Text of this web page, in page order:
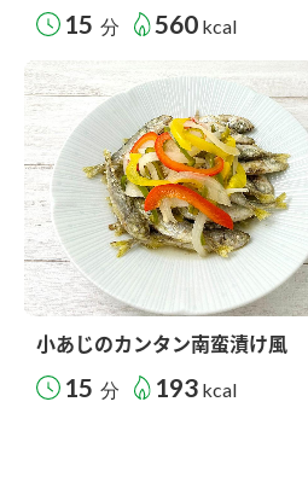
15 分 560 kcal
小あじのカンタン南蛮漬け風
15 分 193 kcal